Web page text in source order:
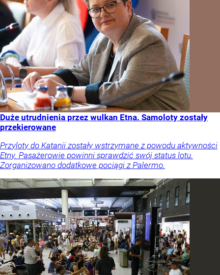
Duże utrudnienia przez wulkan Etna. Samoloty zostały
przekierowane
Przyloty do Katanii zostały wstrzymane z powodu aktywności
Etny. Pasażerowie powinni sprawdzić swój status lotu.
Zorganizowano dodatkowe pociągi z Palermo.